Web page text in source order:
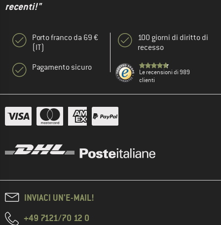
recenti!"
Porto franco da 69 €
(IT)
Pagamento sicuro
100 giorni di diritto di
recesso
Le recensioni di 989
clienti
INVIACI UN'E-MAIL!
+49 7121/70 12 0